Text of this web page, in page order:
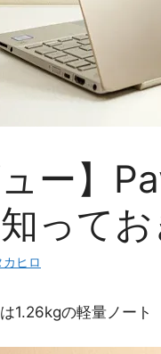
ュー】
って
カヒロ
1.26kgの軽量ノート